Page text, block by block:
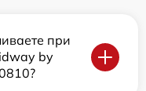
при
by